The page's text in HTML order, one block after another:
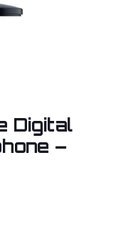
Digital
–